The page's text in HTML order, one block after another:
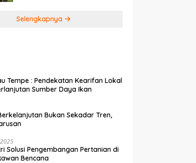
Selengkapnya
Tempe : Pendekatan Kearifan Lokal
Sumber Daya Ikan
Bukan Sekadar Tren,
Solusi Pengembangan Pertanian di
Bencana